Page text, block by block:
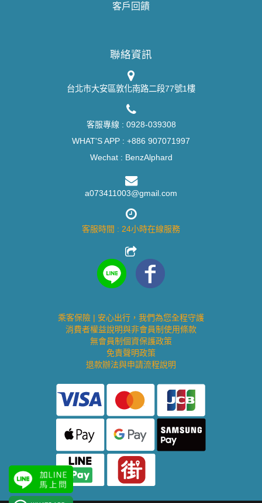
客戶回饋
聯絡資訊
台北市大安區敦化南路二段77號1樓
客服專線 : 0928-039308
WHAT'S APP : +886 907071997
Wechat : BenzAlphard
a073411003@gmail.com
客服時間 : 24小時在線服務
乘客保險 | 安心出行，我們為您全程守護
消費者權益說明與非會員制使用條款
無會員制個資保護政策
免責聲明政策
退款辦法與申請流程說明